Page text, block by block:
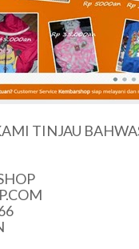
TINJAU